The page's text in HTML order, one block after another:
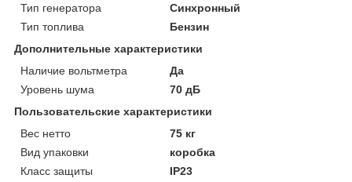
Тип генератора
Синхронный
Тип топлива
Бензин
Дополнительные характеристики
Наличие вольтметра
Да
Уровень шума
70 дБ
Пользовательские характеристики
Вес нетто
75 кг
Вид упаковки
коробка
Класс защиты
IP23